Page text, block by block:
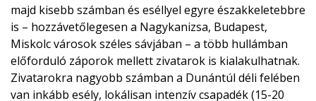
majd kisebb számban és eséllyel egyre északkeletebbre
is – hozzávetőlegesen a Nagykanizsa, Budapest,
Miskolc városok széles sávjában – a több hullámban
előforduló záporok mellett zivatarok is kialakulhatnak.
Zivatarokra nagyobb számban a Dunántúl déli felében
van inkább esély, lokálisan intenzív csapadék (15-20